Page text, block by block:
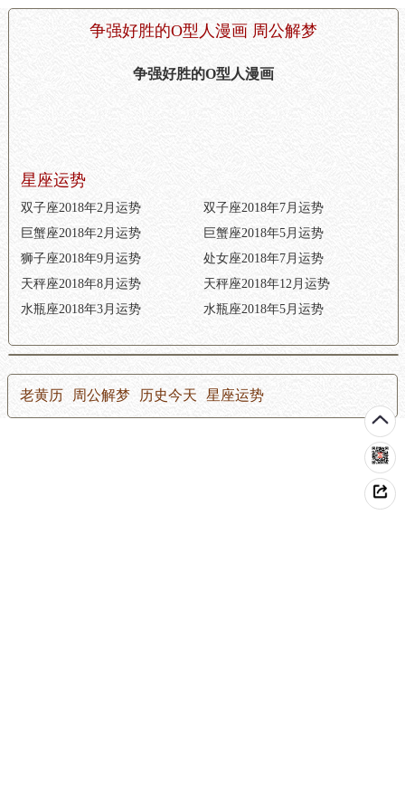
争强好胜的O型人漫画 周公解梦
争强好胜的O型人漫画
星座运势
双子座2018年2月运势
双子座2018年7月运势
巨蟹座2018年2月运势
巨蟹座2018年5月运势
狮子座2018年9月运势
处女座2018年7月运势
天秤座2018年8月运势
天秤座2018年12月运势
水瓶座2018年3月运势
水瓶座2018年5月运势
老黄历 周公解梦 历史今天 星座运势